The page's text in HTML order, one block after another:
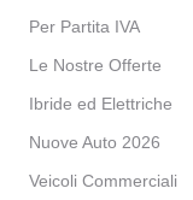
Per Partita IVA
Le Nostre Offerte
Ibride ed Elettriche
Nuove Auto 2026
Veicoli Commerciali